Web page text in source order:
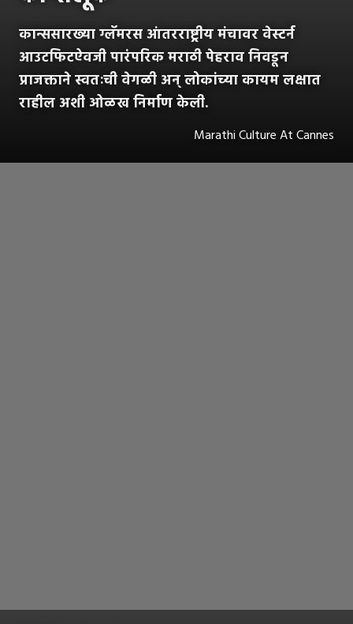
कान्ससारख्या ग्लॅमरस आंतरराष्ट्रीय मंचावर वेस्टर्न
आउटफिटऐवजी पारंपरिक मराठी पेहराव निवडून
प्राजक्ताने स्वतःची वेगळी अन् लोकांच्या कायम लक्षात
राहील अशी ओळख निर्माण केली.
Marathi Culture At Cannes